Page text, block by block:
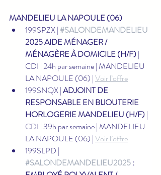
MANDELIEU LA NAPOULE (06)
199SPZX | #SALONDEMANDELIEU
2025 AIDE MÉNAGER /
MÉNAGÈRE À DOMICILE (H/F) |
CDI | 24h par semaine | MANDELIEU
LA NAPOULE (06) | Voir l’offre
199SNQX | ADJOINT DE
RESPONSABLE EN BIJOUTERIE
HORLOGERIE MANDELIEU (H/F) |
CDI | 39h par semaine | MANDELIEU
LA NAPOULE (06) | Voir l’offre
199SLPD |
#SALONDEMANDELIEU2025 :